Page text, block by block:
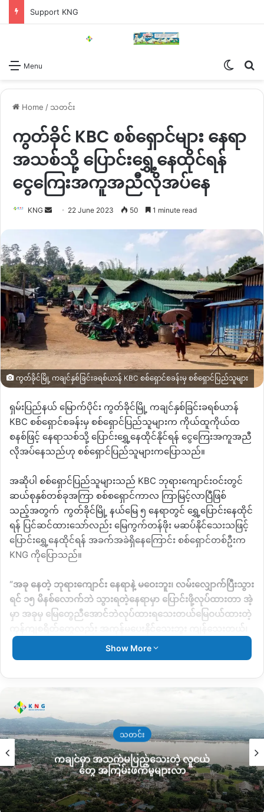
Support KNG
Menu
Home / သတင်း
ကွတ်ခိုင် KBC စစ်ရှောင်များ နေရာ
အသစ်သို့ ပြောင်းရွှေ့နေထိုင်ရန်
ငွေကြေးအကူအညီလိုအပ်နေ
KNG
Send 22 June 2023 50 1 minute read
ကွတ်ခိုင်မြို့ ကချင်နှစ်ခြင်းခရစ်ယာန် KBC စစ်ရှောင်စခန်းမှ စစ်ရှောင်ပြည်သူများ
ရှမ်းပြည်နယ် မြောက်ပိုင်း ကွတ်ခိုင်မြို့ ကချင်နှစ်ခြင်းခရစ်ယာန်
KBC စစ်ရှောင်စခန်းမှ စစ်ရှောင်ပြည်သူများက ကိုယ်ထူကိုယ်ထ
စနစ်ဖြင့် နေရာသစ်သို့ ပြောင်းရွှေ့နေထိုင်နိုင်ရန် ငွေကြေးအကူအညီ
လိုအပ်နေသည်ဟု စစ်ရှောင်ပြည်သူများကပြောသည်။
အဆိုပါ စစ်ရှောင်ပြည်သူများသည် KBC ဘုရားကျောင်းဝင်းတွင်
ဆယ်စုနှစ်တစ်ခုအကြာ စစ်စရှောင်ကာလ ကြာမြင့်လာပြီဖြစ်
သည့်အတွက် ကွတ်ခိုင်မြို့ နယ်မြေ ၅ နေရာတွင် ရွှေ့ပြောင်းနေထိုင်
ရန် ပြင်ဆင်ထားသော်လည်း မြေကွက်တန်ဖိုး မဆပ်နိုင်သေးသဖြင့်
ပြောင်းရွှေ့နေထိုင်ရန် အခက်အခဲရှိနေကြောင်း စစ်ရှောင်တစ်ဦးက
KNG ကိုပြောသည်။
“အခု နေတဲ့ ဘုရားကျောင်း နေရာနဲ့ မဝေးဘူး၊ လမ်းလျှောက်ပြီးသွား
ရင် ၁၅ မိနစ်လောက်ဘဲ သွားရတဲ့နေရာမှာ ပြောင်းဖို့လုပ်ထားတာ အဲ့
မှာ အခုမှ မြေတွေညီအောင်ဘဲလုပ်ထားရသေးတယ်မြေဝယ်ထားတဲ့
အခုချေးထားတာကသိန်းရာချီတော့ အခု သိန်း ၂၀၀ ကျော်ဆပ်ရ
အုံးမှာ၊ ဒီလိုမျိုးအခက်အခဲတွေ ကြုံနေရတာပေါ့”ဟုပြောသည်။
စစ်ရှောင်များ မြေကွက်ဝယ်ယူထားသည့် နေရာအသစ်
Show More
သတင်း
ကချင်မှာ အသက်မပြည့်သေးတဲ့ လူငယ်
တွေ အကြမ်းဖက်မှုများလာ